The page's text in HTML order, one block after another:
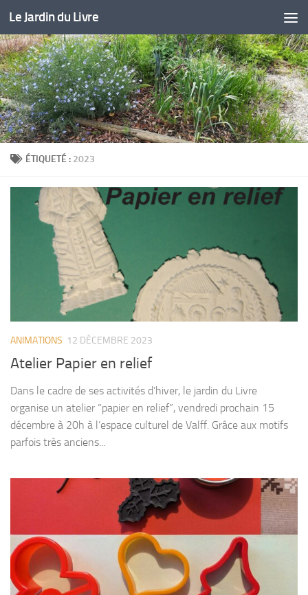
Skip to content
Le Jardin du Livre
ÉTIQUETÉ : 2023
ANIMATIONS 12 DÉCEMBRE 2023
Atelier Papier en relief
Dans le cadre de ses activités d’hiver, le jardin du Livre
organise un atelier “papier en relief”, vendredi prochain 15
décembre à 20h à l’espace culturel de Valff. Grâce aux motifs
parfois très anciens...